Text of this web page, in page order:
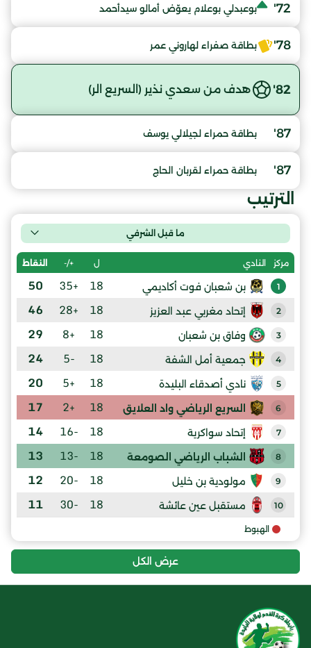
72' بوعبدلي بوعلام يعوّض أمالو سيدأحمد
78' بطاقة صفراء لهاروني عمر
82' هدف من سعدي نذير (السريع الر)
87' بطاقة حمراء لجيلالي يوسف
87' بطاقة حمراء لقربان الحاج
الترتيب
ما قبل الشرفي
مركز النادي ل +/- النقاط
1 بن شعبان فوت أكاديمي 18
+35
50
2 إتحاد مغربي عبد العزيز 18
+28
46
3 وفاق بن شعبان 18
+8
29
4 جمعية أمل الشفة 18
-5
24
5 نادي أصدقاء البليدة 18
+5
20
6 السريع الرياضي واد العلايق 18
+2
17
7 إتحاد سواكرية 18
-16
14
8 الشباب الرياضي الصومعة 18
-13
13
9 مولودية بن خليل 18
-20
12
10 مستقبل عين عائشة 18
-30
11
الهبوط
عرض الكل